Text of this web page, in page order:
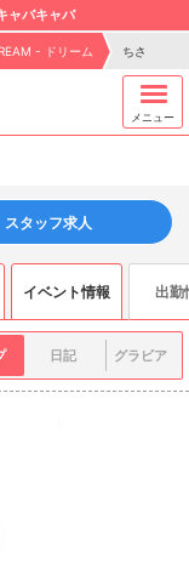
ャバキャバ
- ドリーム ちさ
メニュー
スタッフ求人
イベント情報 出勤
日記 グラビア